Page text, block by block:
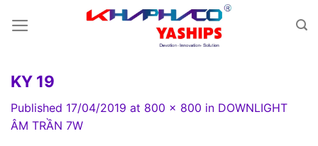
KY 19
Published 17/04/2019 at 800 × 800 in DOWNLIGHT
ÂM TRẦN 7W